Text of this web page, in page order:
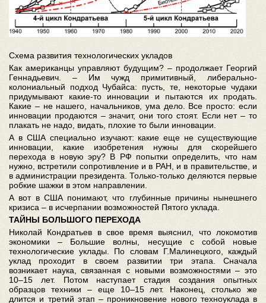
Схема развития технологических укладов
Как американцы управляют будущим? – продолжает Георгий
Геннадьевич. – Им чужд примитивный, либерально-
колониальный подход Чубайса: пусть, те, некоторые чудаки
придумывают какие-то инновации и пытаются их продать.
Какие – не нашего, начальников, ума дело. Все просто: если
инновации продаются – значит, они того стоят. Если нет – то
плакать не надо, видать, плохие то были инновации.
А в США специально изучают: какие еще не существующие
инновации, какие изобретения нужны для скорейшего
перехода в новую эру? В РФ попытки определить, что нам
нужно, встретили сопротивление и в РАН, и в правительстве, и
в администрации президента. Только-только деляются первые
робкие шажки в этом направлении.
А вот в США понимают, что глубинные причины нынешнего
кризиса – в исчерпании возможностей Пятого уклада.
ТАЙНЫ БОЛЬШОГО ПЕРЕХОДА
Николай Кондратьев в свое время выяснил, что локомотив
экономики – Большие волны, несущие с собой новые
технологические уклады. По словам Г.Малинецкого, каждый
уклад проходит в своем развитии три этапа. Сначала
возникает наука, связанная с новыми возможностями – это
10–15 лет. Потом наступает стадия создания опытных
образцов техники – еще 10–15 лет. Наконец, столько же
длится и третий этап – проникновение нового техноуклада в